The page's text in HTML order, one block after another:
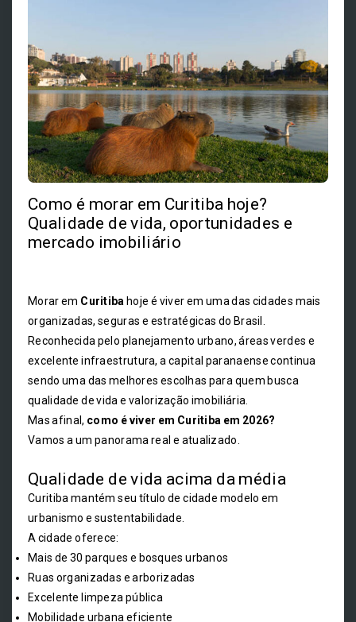
Como é morar em Curitiba hoje?
Qualidade de vida, oportunidades e
mercado imobiliário
Morar em Curitiba hoje é viver em uma das cidades mais
organizadas, seguras e estratégicas do Brasil.
Reconhecida pelo planejamento urbano, áreas verdes e
excelente infraestrutura, a capital paranaense continua
sendo uma das melhores escolhas para quem busca
qualidade de vida e valorização imobiliária.
Mas afinal, como é viver em Curitiba em 2026?
Vamos a um panorama real e atualizado.
Qualidade de vida acima da média
Curitiba mantém seu título de cidade modelo em
urbanismo e sustentabilidade.
A cidade oferece:
Mais de 30 parques e bosques urbanos
Ruas organizadas e arborizadas
Excelente limpeza pública
Mobilidade urbana eficiente